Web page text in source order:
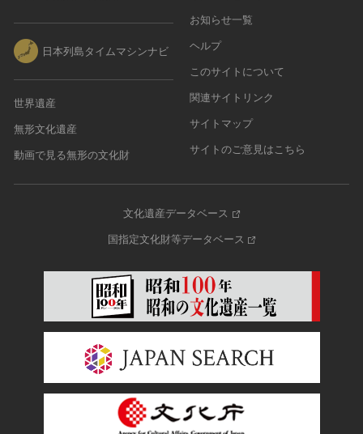
日本列島タイムマシンナビ
世界遺産
無形文化遺産
動画で見る無形の文化財
お知らせ一覧
ヘルプ
このサイトについて
関連サイトリンク
サイトマップ
サイトのご意見はこちら
文化遺産データベース
国指定文化財等データベース